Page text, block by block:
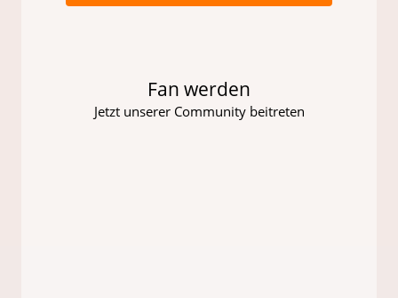
Fan werden
Jetzt unserer Community beitreten